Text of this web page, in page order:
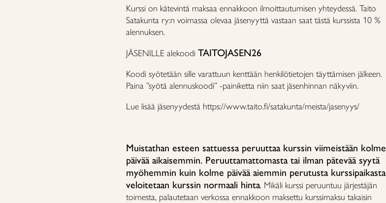
Kurssi on kätevintä maksaa ennakkoon ilmoittautumisen yhteydessä. Taito
Satakunta ry:n voimassa olevaa jäsenyyttä vastaan saat tästä kurssista 10 %
alennuksen.
JÄSENILLE alekoodi TAITOJASEN26
Koodi syötetään sille varattuun kenttään henkilötietojen täyttämisen jälkeen.
Paina ”syötä alennuskoodi” -painiketta niin saat jäsenhinnan näkyviin.
Lue lisää jäsenyydestä https://www.taito.fi/satakunta/meista/jasenyys/
Muistathan esteen sattuessa peruuttaa kurssin viimeistään kolme
päivää aikaisemmin. Peruuttamattomasta tai ilman pätevää syytä
myöhemmin kuin kolme päivää aiemmin perutusta kurssipaikasta
veloitetaan kurssin normaali hinta. Mikäli kurssi peruuntuu järjestäjän
toimesta, palautetaan verkossa ennakkoon maksettu kurssimaksu takaisin